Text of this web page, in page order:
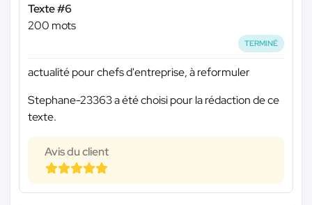
Texte #6
200 mots
TERMINÉ
actualité pour chefs d'entreprise, à reformuler
Stephane-23363 a été choisi pour la rédaction de ce
texte.
Avis du client